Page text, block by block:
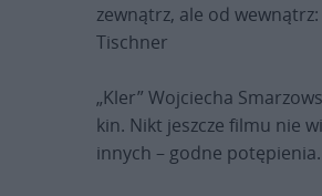
zewnątrz, ale od
Tischner
„Kler” Wojciecha
kin. Nikt jeszcze filmu nie
innych – godne potępienia.